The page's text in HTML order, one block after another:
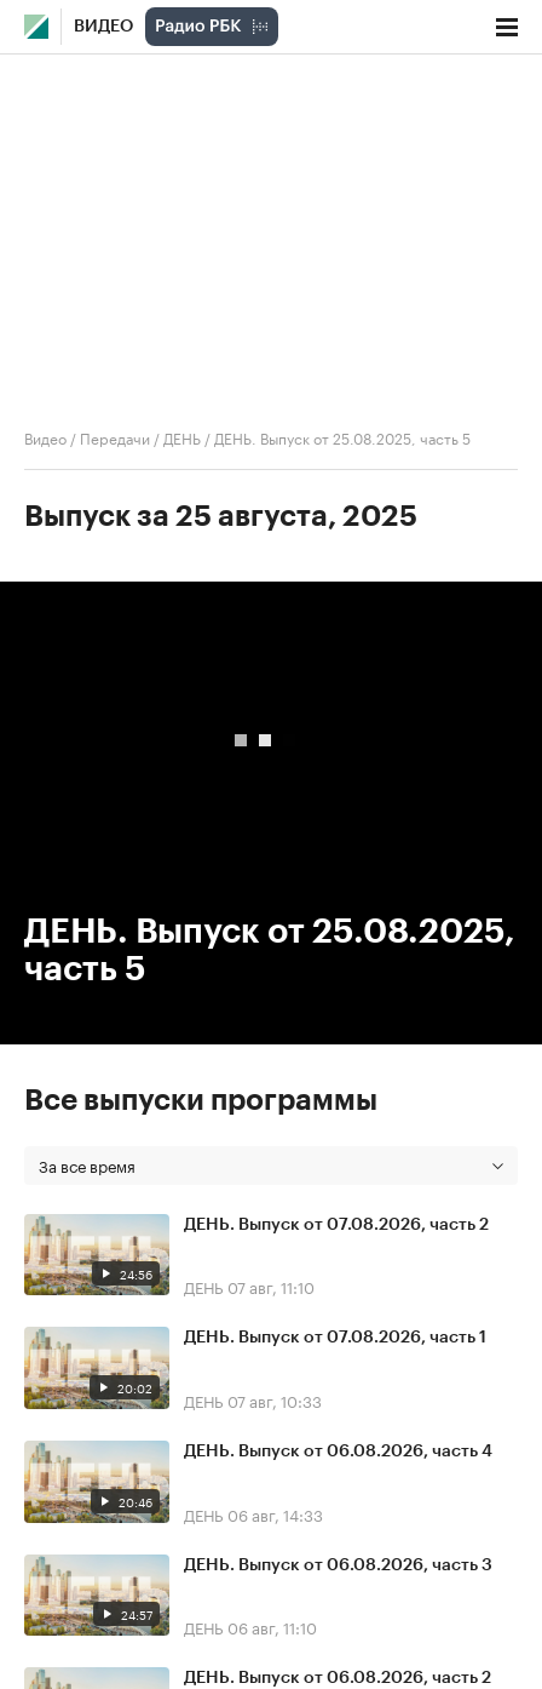
ВИДЕО
Видео / Передачи / ДЕНЬ / ДЕНЬ. Выпуск от 25.08.2025, часть 5
Выпуск за 25 августа, 2025
ДЕНЬ. Выпуск от 25.08.2025,
часть 5
Все выпуски программы
За все время
24:56
ДЕНЬ. Выпуск от 07.08.2026, часть 2
ДЕНЬ 07 авг, 11:10
20:02
ДЕНЬ. Выпуск от 07.08.2026, часть 1
ДЕНЬ 07 авг, 10:33
20:46
ДЕНЬ. Выпуск от 06.08.2026, часть 4
ДЕНЬ 06 авг, 14:33
24:57
ДЕНЬ. Выпуск от 06.08.2026, часть 3
ДЕНЬ 06 авг, 11:10
ДЕНЬ. Выпуск от 06.08.2026, часть 2